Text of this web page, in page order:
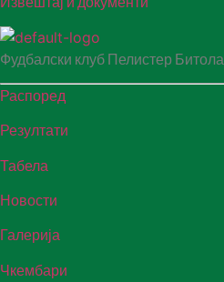
Фудбалски клуб Пелистер Битола
Распоред
Резултати
Табела
Новости
Галерија
Чкембари